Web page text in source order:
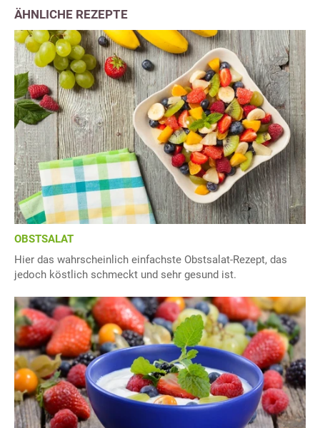
ÄHNLICHE REZEPTE
OBSTSALAT
Hier das wahrscheinlich einfachste Obstsalat-Rezept, das
jedoch köstlich schmeckt und sehr gesund ist.